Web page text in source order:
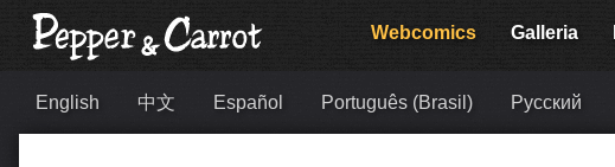
Webcomics Galleria
English 中文 Español Português (Brasil) Русский